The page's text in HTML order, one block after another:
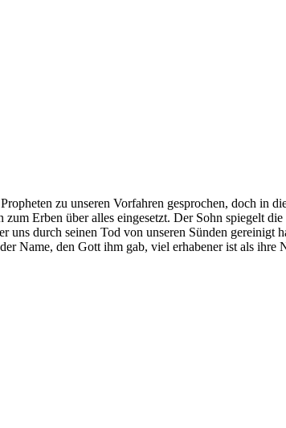
zu unseren Vorfahren gesprochen, doch in
Erben über alles eingesetzt. Der Sohn spiegelt
durch seinen Tod von unseren Sünden gereinigt
Name, den Gott ihm gab, viel erhabener ist als ihre